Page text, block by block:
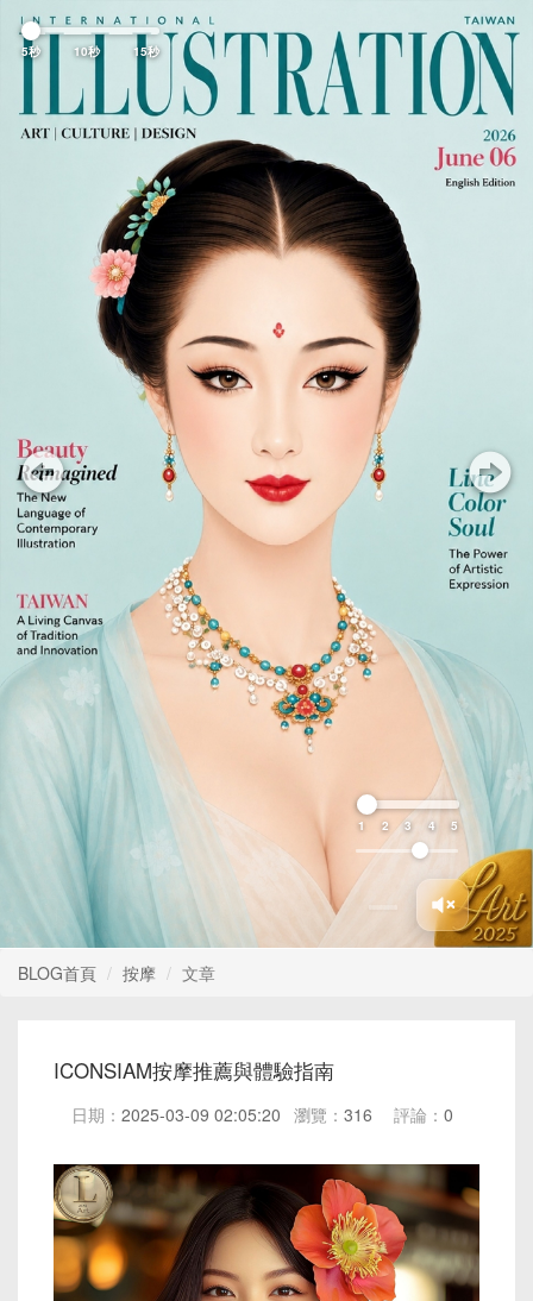
Previous
1 2 3 4 5
5秒 10秒 15秒
BLOG首頁 按摩 文章
ICONSIAM按摩推薦與體驗指南
日期： 2025-03-09 02:05:20 瀏覽： 316 評論： 0